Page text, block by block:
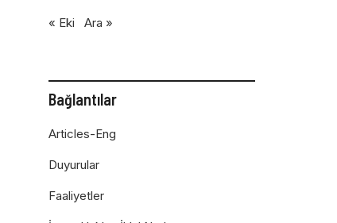
« Eki Ara »
Bağlantılar
Articles-Eng
Duyurular
Faaliyetler